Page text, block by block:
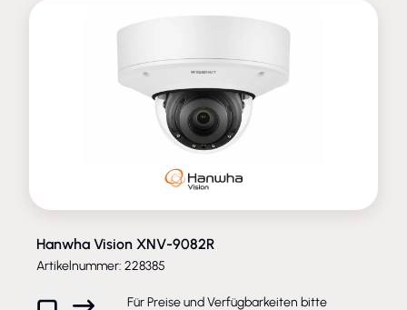
Hanwha Vision XNV-9082R
Artikelnummer: 228385
Für Preise und Verfügbarkeiten bitte